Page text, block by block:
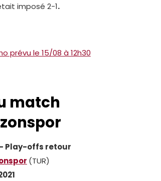
imposé 2-1.
prévu le 15/08 à 12h30
match
Play-offs retour
(TUR)